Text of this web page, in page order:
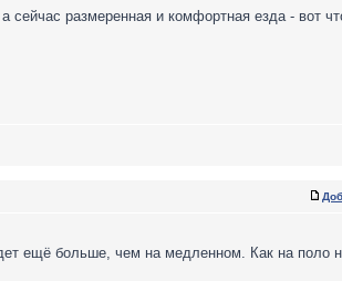
размеренная и комфортная езда - вот
ещё больше, чем на медленном. Как на поло